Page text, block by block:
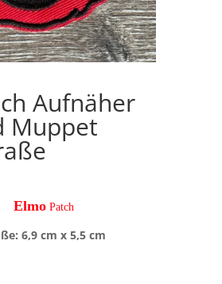
Aufnäher
Muppet
ElmoPatch
6,9 cm x 5,5 cm